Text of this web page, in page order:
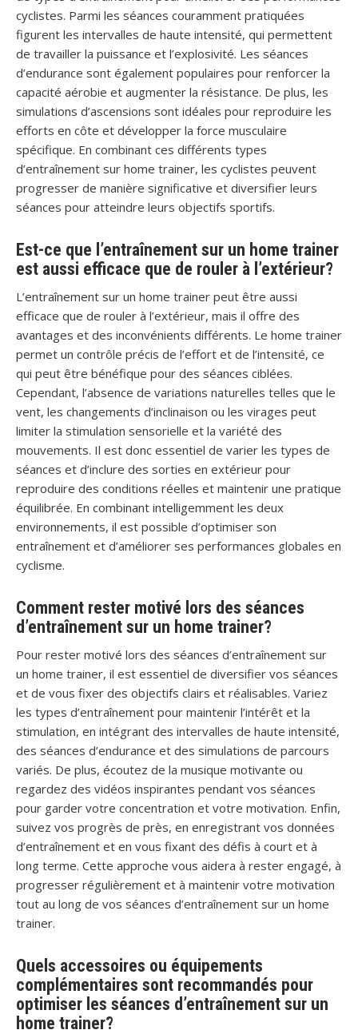
cyclistes. Parmi les séances couramment pratiquées
figurent les intervalles de haute intensité, qui permettent
de travailler la puissance et l’explosivité. Les séances
d’endurance sont également populaires pour renforcer la
capacité aérobie et augmenter la résistance. De plus, les
simulations d’ascensions sont idéales pour reproduire les
efforts en côte et développer la force musculaire
spécifique. En combinant ces différents types
d’entraînement sur home trainer, les cyclistes peuvent
progresser de manière significative et diversifier leurs
séances pour atteindre leurs objectifs sportifs.
Est-ce que l’entraînement sur un home trainer
est aussi efficace que de rouler à l’extérieur?
L’entraînement sur un home trainer peut être aussi
efficace que de rouler à l’extérieur, mais il offre des
avantages et des inconvénients différents. Le home trainer
permet un contrôle précis de l’effort et de l’intensité, ce
qui peut être bénéfique pour des séances ciblées.
Cependant, l’absence de variations naturelles telles que le
vent, les changements d’inclinaison ou les virages peut
limiter la stimulation sensorielle et la variété des
mouvements. Il est donc essentiel de varier les types de
séances et d’inclure des sorties en extérieur pour
reproduire des conditions réelles et maintenir une pratique
équilibrée. En combinant intelligemment les deux
environnements, il est possible d’optimiser son
entraînement et d’améliorer ses performances globales en
cyclisme.
Comment rester motivé lors des séances
d’entraînement sur un home trainer?
Pour rester motivé lors des séances d’entraînement sur
un home trainer, il est essentiel de diversifier vos séances
et de vous fixer des objectifs clairs et réalisables. Variez
les types d’entraînement pour maintenir l’intérêt et la
stimulation, en intégrant des intervalles de haute intensité,
des séances d’endurance et des simulations de parcours
variés. De plus, écoutez de la musique motivante ou
regardez des vidéos inspirantes pendant vos séances
pour garder votre concentration et votre motivation. Enfin,
suivez vos progrès de près, en enregistrant vos données
d’entraînement et en vous fixant des défis à court et à
long terme. Cette approche vous aidera à rester engagé, à
progresser régulièrement et à maintenir votre motivation
tout au long de vos séances d’entraînement sur un home
trainer.
Quels accessoires ou équipements
complémentaires sont recommandés pour
optimiser les séances d’entraînement sur un
home trainer?